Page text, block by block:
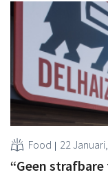
Food 22
“Geen